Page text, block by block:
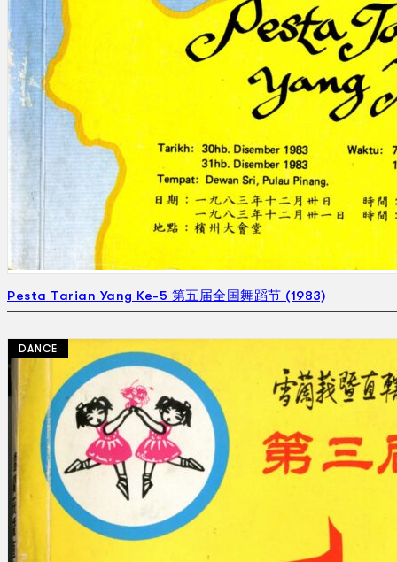
Pesta Tarian Yang Ke-5 第五届全国舞蹈节 (1983)
DANCE